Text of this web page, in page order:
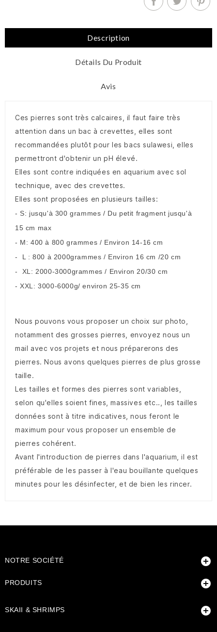
Description
Détails Du Produit
Avis
Ces pierres sont très calcaires, il faut faire très
attention dans un bac à crevettes, elles sont
recommandées plutôt pour les bacs sulawesi, elles
permettront d'obtenir un pH élevé.
Elles sont contre indiquées en aquarium avec sol
technique, avec des crevettes.
Elles sont proposées en plusieurs tailles:
- S: jusqu'à 300 grammes / Du petit fragment jusqu'à
15 cm max
- M: 400 à 800 grammes / Environ 14-16 cm
- L : 800 à 2000grammes / Environ 16 cm /20 cm
- XL: 2000-3000grammes / Environ 20/30 cm
- XXL: 3000-6000g/ environ 25-35 cm
Nous pouvons vous proposer un choix sur photo,
notamment des grosses pierres, envoyez nous un
mail avec vos projets et nous préparerons des
pierres. Nous avons quelques pierres de plus grosse
taille.
Les tailles et formes des pierres sont variables,
selon qu'elles soient fines, massives etc.., les tailles
données sont à titre indicatives, nous feront le
maximum pour vous proposer un ensemble de
pierres cohérent.
Avant l'introduction de pierres dans l'aquarium, il est
préférable de les passer à l'eau bouillante quelques
minutes pour les désinfecter, et de bien les rincer.
NOTRE SOCIÉTÉ 
PRODUITS 
SKAII & SHRIMPS 